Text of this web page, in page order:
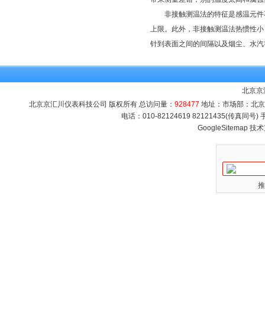
非接触测温法的特征是感温元件
上限。此外，非接触测温法热惯性
针到表面之间的间隔以及烟尘、水
北京京
北京京汇川仪表科技公司 版权所有 总访问量： 928477 地址：市场部：北
电话：010-82124619 82121435(传真同号)
GoogleSitemap 技